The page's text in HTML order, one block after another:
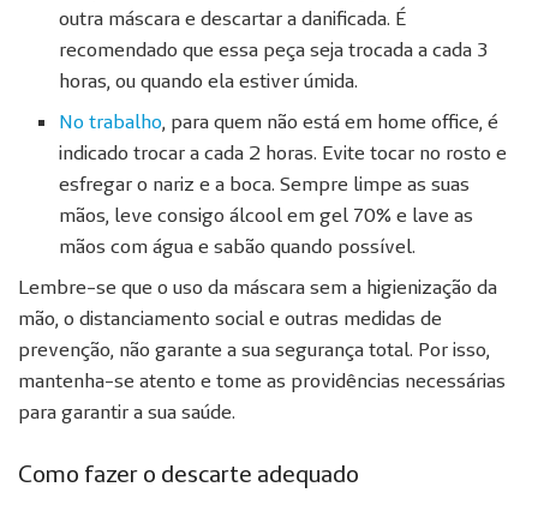
outra máscara e descartar a danificada. É
recomendado que essa peça seja trocada a cada 3
horas, ou quando ela estiver úmida.
No trabalho, para quem não está em home office, é
indicado trocar a cada 2 horas. Evite tocar no rosto e
esfregar o nariz e a boca. Sempre limpe as suas
mãos, leve consigo álcool em gel 70% e lave as
mãos com água e sabão quando possível.
Lembre-se que o uso da máscara sem a higienização da
mão, o distanciamento social e outras medidas de
prevenção, não garante a sua segurança total. Por isso,
mantenha-se atento e tome as providências necessárias
para garantir a sua saúde.
Como fazer o descarte adequado